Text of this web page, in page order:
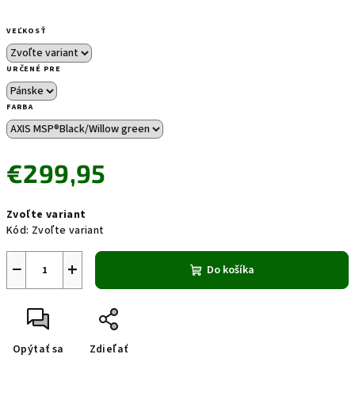
VEĽKOSŤ
URČENÉ PRE
FARBA
€299,95
cena:
Zvoľte variant
Kód: Zvoľte variant
+
− Do košíka
Opýtať sa Zdieľať